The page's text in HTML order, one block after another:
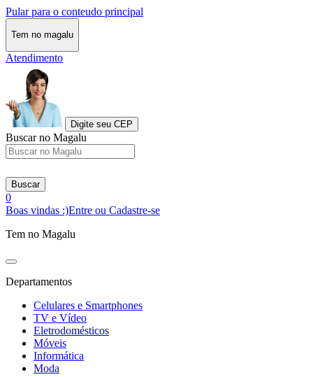
Pular para o conteudo principal
Tem no magalu
Atendimento
Digite seu CEP
Buscar no Magalu
Buscar
0
Boas vindas :)Entre ou Cadastre-se
Tem no Magalu
Departamentos
Celulares e Smartphones
TV e Vídeo
Eletrodomésticos
Móveis
Informática
Moda